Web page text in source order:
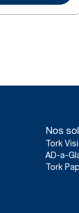
Nos
Tork
AD-a-
Tork